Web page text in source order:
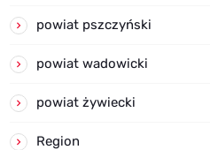
powiat pszczyński
powiat wadowicki
powiat żywiecki
Region